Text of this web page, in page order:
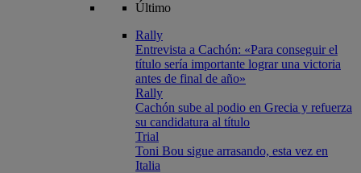
Último
Rally
Entrevista a Cachón: «Para conseguir el
título sería importante lograr una victoria
antes de final de año»
Rally
Cachón sube al podio en Grecia y refuerza
su candidatura al título
Trial
Toni Bou sigue arrasando, esta vez en
Italia